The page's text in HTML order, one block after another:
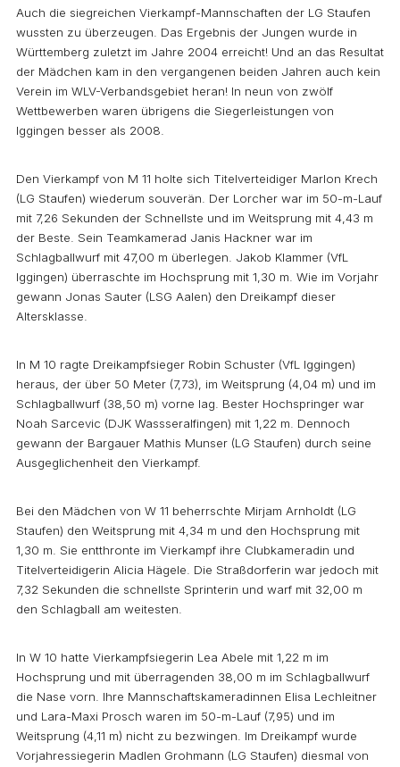
Auch die siegreichen Vierkampf-Mannschaften der LG Staufen
wussten zu überzeugen. Das Ergebnis der Jungen wurde in
Württemberg zuletzt im Jahre 2004 erreicht! Und an das Resultat
der Mädchen kam in den vergangenen beiden Jahren auch kein
Verein im WLV-Verbandsgebiet heran! In neun von zwölf
Wettbewerben waren übrigens die Siegerleistungen von
Iggingen besser als 2008.
Den Vierkampf von M 11 holte sich Titelverteidiger Marlon Krech
(LG Staufen) wiederum souverän. Der Lorcher war im 50-m-Lauf
mit 7,26 Sekunden der Schnellste und im Weitsprung mit 4,43 m
der Beste. Sein Teamkamerad Janis Hackner war im
Schlagballwurf mit 47,00 m überlegen. Jakob Klammer (VfL
Iggingen) überraschte im Hochsprung mit 1,30 m. Wie im Vorjahr
gewann Jonas Sauter (LSG Aalen) den Dreikampf dieser
Altersklasse.
In M 10 ragte Dreikampfsieger Robin Schuster (VfL Iggingen)
heraus, der über 50 Meter (7,73), im Weitsprung (4,04 m) und im
Schlagballwurf (38,50 m) vorne lag. Bester Hochspringer war
Noah Sarcevic (DJK Wassseralfingen) mit 1,22 m. Dennoch
gewann der Bargauer Mathis Munser (LG Staufen) durch seine
Ausgeglichenheit den Vierkampf.
Bei den Mädchen von W 11 beherrschte Mirjam Arnholdt (LG
Staufen) den Weitsprung mit 4,34 m und den Hochsprung mit
1,30 m. Sie entthronte im Vierkampf ihre Clubkameradin und
Titelverteidigerin Alicia Hägele. Die Straßdorferin war jedoch mit
7,32 Sekunden die schnellste Sprinterin und warf mit 32,00 m
den Schlagball am weitesten.
In W 10 hatte Vierkampfsiegerin Lea Abele mit 1,22 m im
Hochsprung und mit überragenden 38,00 m im Schlagballwurf
die Nase vorn. Ihre Mannschaftskameradinnen Elisa Lechleitner
und Lara-Maxi Prosch waren im 50-m-Lauf (7,95) und im
Weitsprung (4,11 m) nicht zu bezwingen. Im Dreikampf wurde
Vorjahressiegerin Madlen Grohmann (LG Staufen) diesmal von